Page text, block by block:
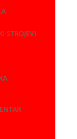
STROJEVI